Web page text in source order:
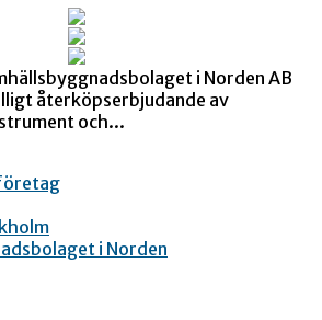
i Norden AB
återköpserbjudande av
och...
i Norden